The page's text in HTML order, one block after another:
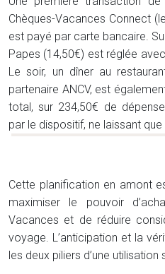
Chèques-Vacances Connect
est payé par carte bancaire.
Papes (14,50€) est réglée
Le soir, un dîner au
partenaire ANCV, est
total, sur 234,50€ de
par le dispositif, ne laissant
Cette planification en amont
maximiser le pouvoir
Vacances et de réduire
voyage. L’anticipation et la
les deux piliers d’une